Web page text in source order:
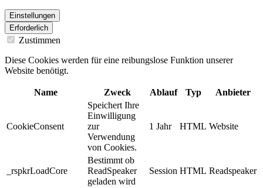
Einstellungen
Erforderlich
Zustimmen
Diese Cookies werden für eine reibungslose Funktion unserer
Website benötigt.
Name Zweck Ablauf Typ Anbieter
CookieConsent
Speichert Ihre
Einwilligung
zur
Verwendung
von Cookies.
1 Jahr HTML Website
_rspkrLoadCore
Bestimmt ob
ReadSpeaker
geladen wird
Session HTML Readspeaker